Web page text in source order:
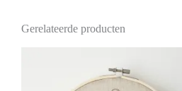
Gerelateerde producten